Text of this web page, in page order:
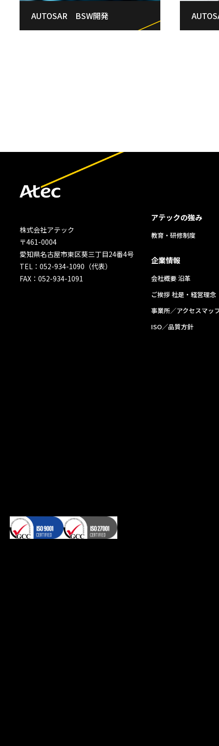
AUTOSAR BSW開発
株式会社アテック
〒461-0004
愛知県名古屋市東区葵三丁目24番4号
TEL：052-934-1090（代表）
FAX：052-934-1091
アテックの強み
教育・研修制度
企業情報
会社概要 沿革
ご挨拶 社是・経営理念
事業所／アクセスマッ
ISO／品質方針